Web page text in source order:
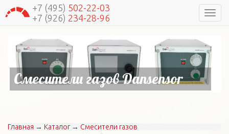
+7 (495) 502-22-03
+7 (926) 234-28-96
Смесители газов Dansensor
Вы здесь
Главная → Каталог→ Смесители газов